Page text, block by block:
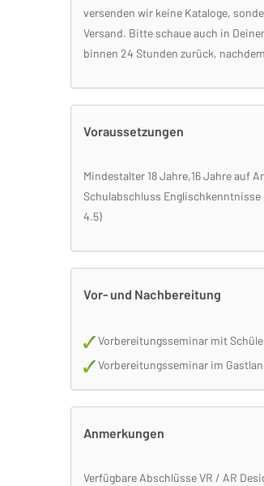
versenden wir keine Kataloge,
Versand. Bitte schaue auch in
binnen 24 Stunden zurück,
Voraussetzungen
Mindestalter 18 Jahre,16 Jahre auf
Schulabschluss Englischkenntnisse
4.5)
Vor- und Nachbereitung
Vorbereitungsseminar mit
Vorbereitungsseminar im
Anmerkungen
Verfügbare Abschlüsse VR / AR